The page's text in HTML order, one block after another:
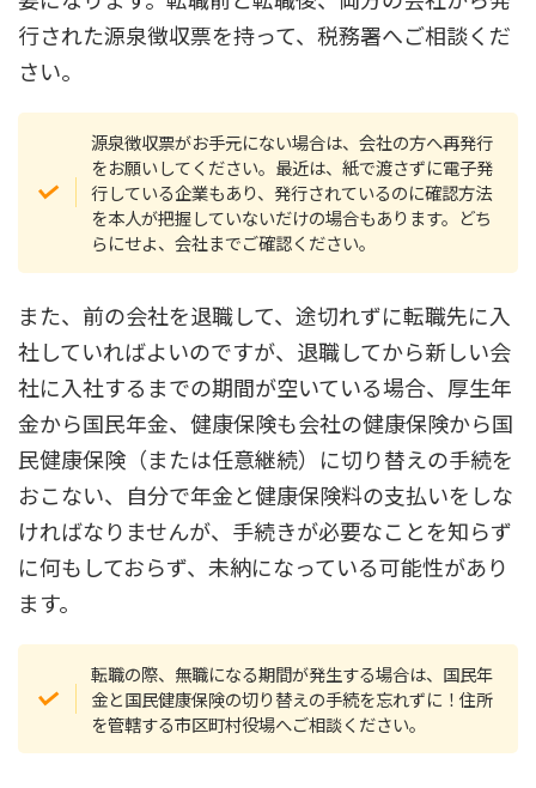
行された源泉徴収票を持って、税務署へご相談くだ
さい。
源泉徴収票がお手元にない場合は、会社の方へ再発行
をお願いしてください。最近は、紙で渡さずに電子発
行している企業もあり、発行されているのに確認方法
を本人が把握していないだけの場合もあります。どち
らにせよ、会社までご確認ください。
また、前の会社を退職して、途切れずに転職先に入
社していればよいのですが、退職してから新しい会
社に入社するまでの期間が空いている場合、厚生年
金から国民年金、健康保険も会社の健康保険から国
民健康保険（または任意継続）に切り替えの手続を
おこない、自分で年金と健康保険料の支払いをしな
ければなりませんが、手続きが必要なことを知らず
に何もしておらず、未納になっている可能性があり
ます。
転職の際、無職になる期間が発生する場合は、国民年
金と国民健康保険の切り替えの手続を忘れずに！住所
を管轄する市区町村役場へご相談ください。